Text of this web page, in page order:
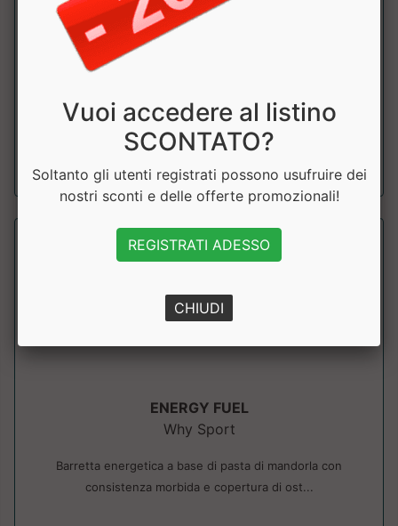
ENERGY FRUIT
gustosa. Barretta energetic...
a partire da € 2.00
sconto 20%
ENERGY FUEL
Why Sport
Barretta energetica a base di pasta di mandorla con
consistenza morbida e copertura di ost...
Vuoi accedere al listino
SCONTATO?
Soltanto gli utenti registrati possono usufruire dei
nostri sconti e delle offerte promozionali!
REGISTRATI ADESSO
CHIUDI